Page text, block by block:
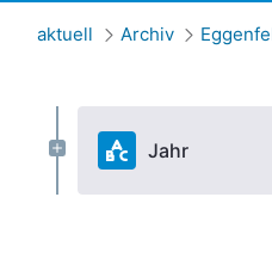
Archiv
aktuell Archiv
Jahr